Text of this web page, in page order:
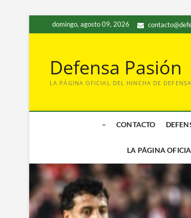
al
domingo, agosto 09, 2026
Defensa Pasión
LA PÁGINA OFICIAL DEL HINCHA DE
– CONTACTO
LA PÁGINA